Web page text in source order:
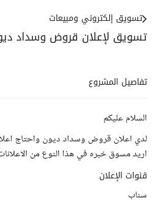
تسويق لإعلان قروض وسداد
تسويق إلكتروني ومبيعات
تفاصيل المشروع
السلام عليكم
لدي اعلان قروض وسداد ديون واحتاج
اريد مسوق خبره في هذا النوع من
قنوات الإعلان
سناب